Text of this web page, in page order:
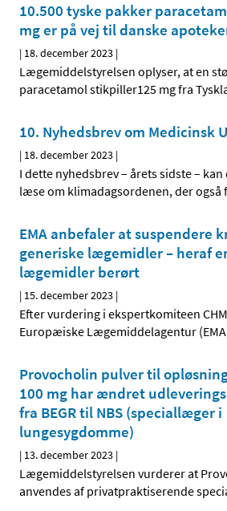
10.500 tyske pakker
mg er på vej til danske
| 18. december 2023 |
Lægemiddelstyrelsen oplyser, at en
paracetamol stikpiller125 mg fra
10. Nyhedsbrev om Medicinsk
| 18. december 2023 |
I dette nyhedsbrev – årets sidste –
læse om klimadagsordenen, der også
EMA anbefaler at suspendere
generiske lægemidler – heraf
lægemidler berørt
| 15. december 2023 |
Efter vurdering i ekspertkomiteen
Europæiske Lægemiddelagentur
Provocholin pulver til
100 mg har ændret
fra BEGR til NBS (speciallæger i
lungesygdomme)
| 13. december 2023 |
Lægemiddelstyrelsen vurderer at
anvendes af privatpraktiserende